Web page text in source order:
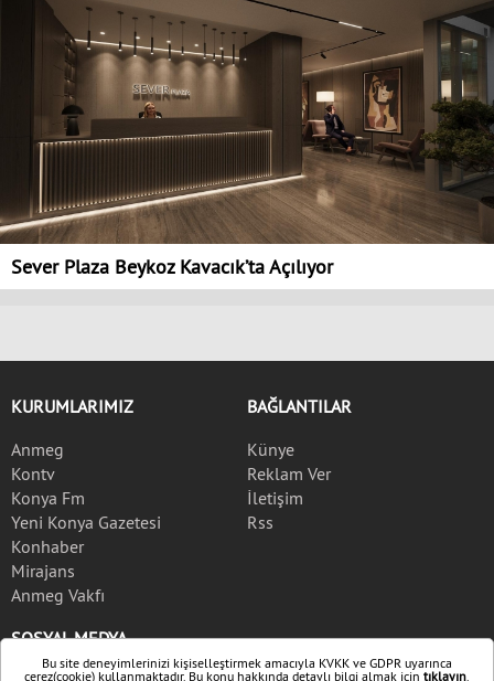
Sever Plaza Beykoz Kavacık’ta Açılıyor
KURUMLARIMIZ
Anmeg
Kontv
Konya Fm
Yeni Konya Gazetesi
Konhaber
Mirajans
Anmeg Vakfı
BAĞLANTILAR
Künye
Reklam Ver
İletişim
Rss
SOSYAL MEDYA
Bu site deneyimlerinizi kişiselleştirmek amacıyla KVKK ve GDPR uyarınca
çerez(cookie) kullanmaktadır. Bu konu hakkında detaylı bilgi almak için tıklayın.